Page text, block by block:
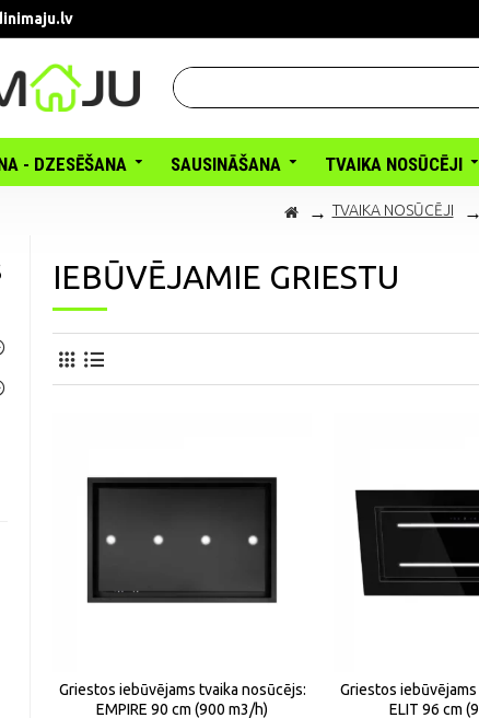
- DZESĒŠANA SAUSINĀŠANA TVAIKA NOSŪCĒJI
TVAIKA NOSŪCĒJI
IEBŪVĒJAMIE GRIESTU
Griestos iebūvējams tvaika nosūcējs:
EMPIRE 90 cm (900 m3/h)
Griestos
ELIT 96 cm